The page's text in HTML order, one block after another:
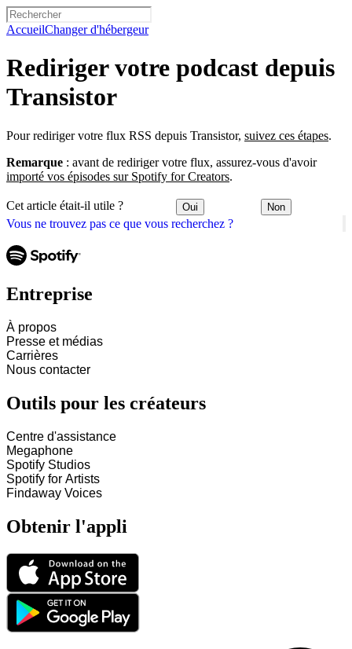
AccueilChanger d'hébergeur
Vous ne trouvez pas ce que vous recherchez ?
Rediriger votre podcast depuis
Transistor
Pour rediriger votre flux RSS depuis Transistor, suivez ces étapes.
Remarque : avant de rediriger votre flux, assurez-vous d'avoir
importé vos épisodes sur Spotify for Creators.
Cet article était-il utile ? Oui Non
Entreprise
À propos
Presse et médias
Carrières
Nous contacter
Outils pour les créateurs
Centre d'assistance
Megaphone
Spotify Studios
Spotify for Artists
Findaway Voices
Obtenir l'appli